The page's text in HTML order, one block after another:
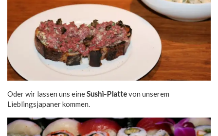
Oder wir lassen uns eineSushi-Plattevon unserem
Lieblingsjapaner kommen.